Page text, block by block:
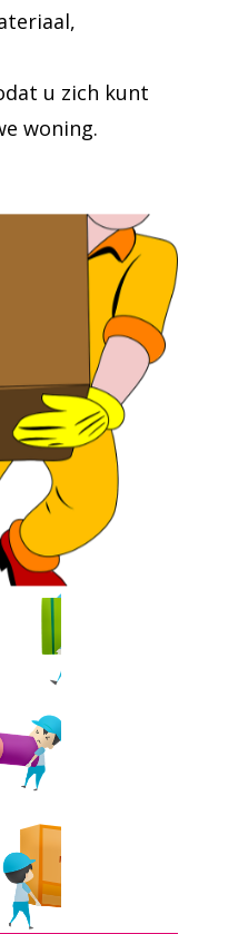
u zich kunt
woning.